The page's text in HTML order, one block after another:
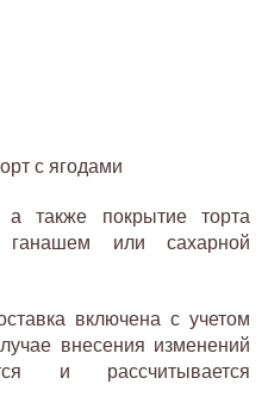
с ягодами
а также покрытие торта
ганашем или сахарной
включена с учетом
внесения изменений
и рассчитывается